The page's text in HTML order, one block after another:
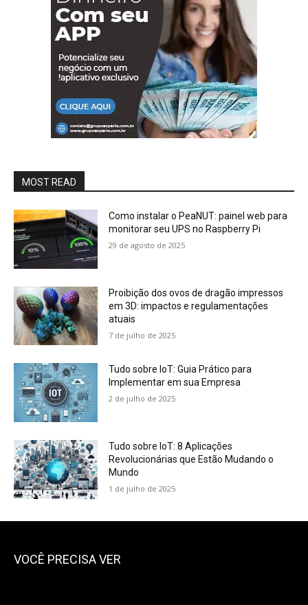
MOST READ
Como instalar o PeaNUT: painel web para
monitorar seu UPS no Raspberry Pi
29 de agosto de 2025
Proibição dos ovos de dragão impressos
em 3D: impactos e regulamentações
atuais
7 de julho de 2025
Tudo sobre IoT: Guia Prático para
Implementar em sua Empresa
2 de julho de 2025
Tudo sobre IoT: 8 Aplicações
Revolucionárias que Estão Mudando o
Mundo
1 de julho de 2025
VOCÊ PRECISA VER